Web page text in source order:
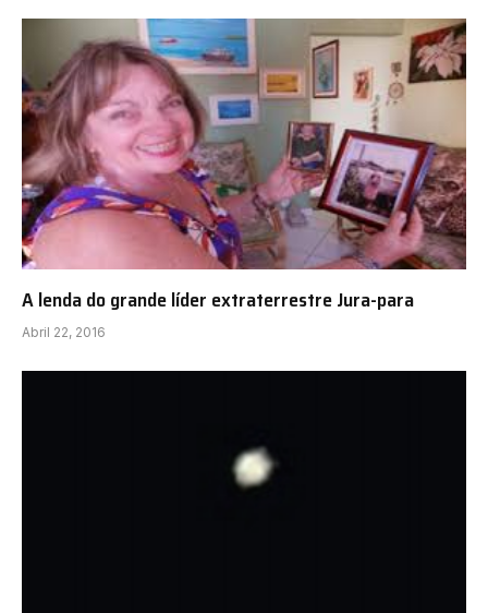
A lenda do grande líder extraterrestre Jura-para
Abril 22, 2016